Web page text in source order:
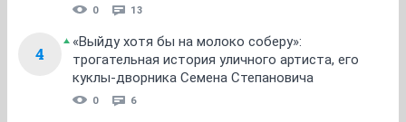
0 13
4
«Выйду хотя бы на молоко соберу»:
трогательная история уличного артиста, его
куклы-дворника Семена Степановича
0 6